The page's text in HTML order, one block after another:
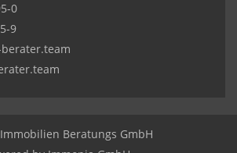
0
9
Beratungs GmbH